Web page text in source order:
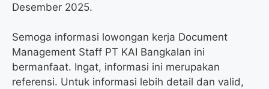
Desember 2025.
Semoga informasi lowongan kerja Document
Management Staff PT KAI Bangkalan ini
bermanfaat. Ingat, informasi ini merupakan
referensi. Untuk informasi lebih detail dan valid,